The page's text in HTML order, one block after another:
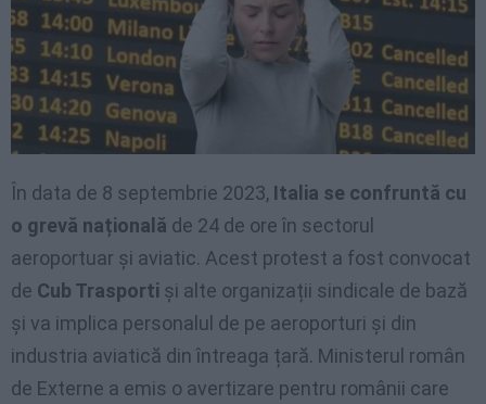
În data de 8 septembrie 2023, Italia se confruntă cu
o grevă națională de 24 de ore în sectorul
aeroportuar și aviatic. Acest protest a fost convocat
de Cub Trasporti și alte organizații sindicale de bază
și va implica personalul de pe aeroporturi și din
industria aviatică din întreaga țară. Ministerul român
de Externe a emis o avertizare pentru românii care